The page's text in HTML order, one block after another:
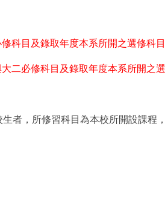
科目及錄取年度本系所開之選修科目
二必修科目及錄取年度本系所開之選
者，所修習科目為本校所開設課程